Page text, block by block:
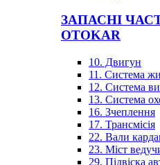
ЗАПАСНІ
OTOKAR
10. Двигун
11. Система
12. Система
13. Система
16. Зчеплення
17. Трансмісія
22. Вали
23. Міст
29. Підвіска